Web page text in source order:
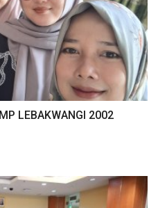
LEBAKWANGI 2002